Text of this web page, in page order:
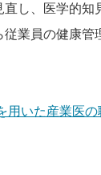
し、医学的
業員の健康管
用いた産業医